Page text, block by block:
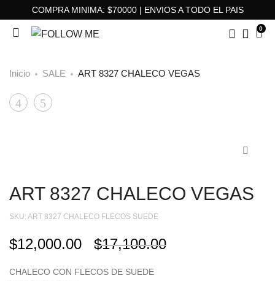
COMPRA MINIMA: $70000 | ENVIOS A TODO EL PAIS
0
Inicio SALE ART 8327 CHALECO VEGAS
ARTART
ART 8327 CHALECO VEGAS
SKU: ART 8327 CHALECO FLECOS SUEDE
$17,100.00
$12,000.00
CHALECO CON FLECOS DE SUEDE